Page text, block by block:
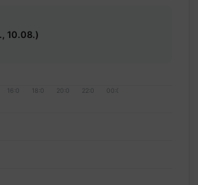
10.08.)
16:00 18:00 20:00 22:00 00:00